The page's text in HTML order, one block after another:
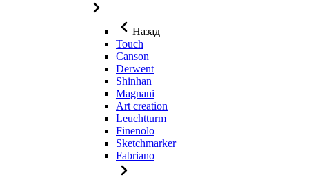
Назад
Touch
Canson
Derwent
Shinhan
Magnani
Art creation
Leuchtturm
Finenolo
Sketchmarker
Fabriano